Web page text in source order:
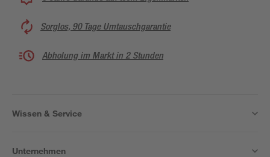
Sorglos, 90 Tage Umtauschgarantie
Abholung im Markt in 2 Stunden
Wissen & Service
Unternehmen